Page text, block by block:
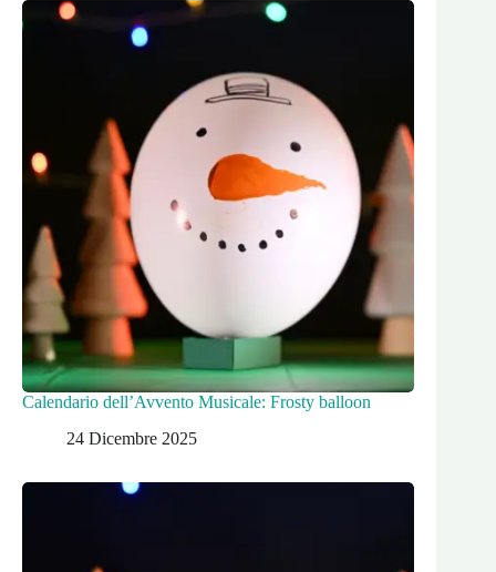
Calendario dell’Avvento Musicale: Frosty balloon
24 Dicembre 2025